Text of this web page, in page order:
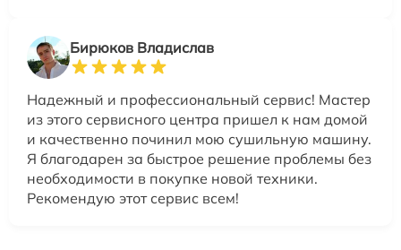
Бирюков Владислав
Надежный и профессиональный сервис! Мастер
из этого сервисного центра пришел к нам домой
и качественно починил мою сушильную машину.
Я благодарен за быстрое решение проблемы без
необходимости в покупке новой техники.
Рекомендую этот сервис всем!